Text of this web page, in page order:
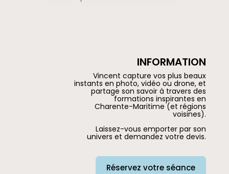
INFORMATION
Vincent capture vos plus beaux
instants en photo, vidéo ou drone, et
partage son savoir à travers des
formations inspirantes en
Charente-Maritime (et régions
voisines).
Laissez-vous emporter par son
univers et demandez votre devis.
Réservez votre séance